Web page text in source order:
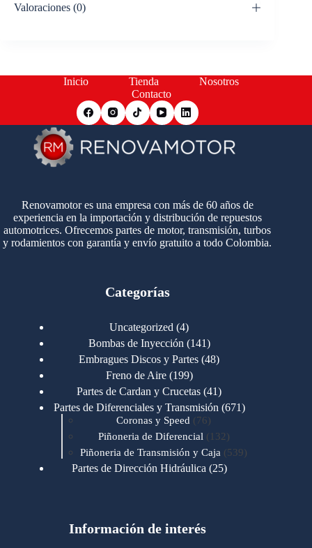
Valoraciones (0)
Inicio Tienda
Nosotros
Contacto
Renovamotor es una empresa con más de 60 años de
experiencia en la importación y distribución de repuestos
automotrices. Ofrecemos partes de motor, transmisión, turbos
y rodamientos con garantía y envío gratuito a todo Colombia.
Categorías
Uncategorized 44
productos
Bombas de Inyección 141141
productos
Embragues Discos y Partes 4848
Freno de Aire 199199
productos
Partes de Cardan y Crucetas 4141
productos
Partes de Diferenciales y Transmisión 671671
Coronas y Speed 7676
productos
Piñoneria de Diferencial 132 132
productos
Piñoneria de Transmisión y Caja 539539
Partes de Dirección Hidráulica 2525
Motores Cummins 723
Información de interés